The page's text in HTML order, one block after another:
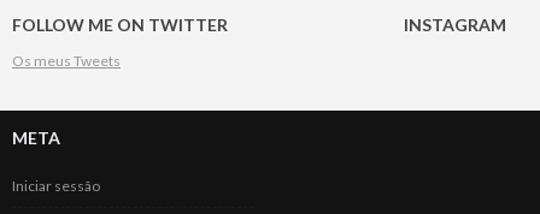
FOLLOW ME ON TWITTER
Os meus Tweets
INSTAGRAM
META
Iniciar sessão